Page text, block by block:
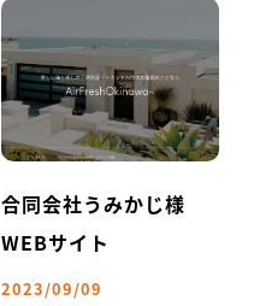
合同会社うみかじ様
WEBサイト
2023/09/09